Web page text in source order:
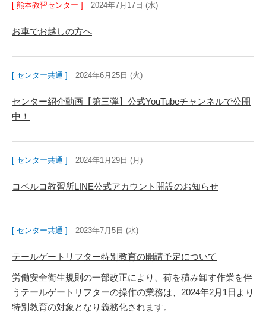
[ 熊本教習センター ] 2024年7月17日 (水)
お車でお越しの方へ
[ センター共通 ] 2024年6月25日 (火)
センター紹介動画【第三弾】公式YouTubeチャンネルで公開
中！
[ センター共通 ] 2024年1月29日 (月)
コベルコ教習所LINE公式アカウント開設のお知らせ
[ センター共通 ] 2023年7月5日 (水)
テールゲートリフター特別教育の開講予定について
労働安全衛生規則の一部改正により、荷を積み卸す作業を伴
うテールゲートリフターの操作の業務は、2024年2月1日より
特別教育の対象となり義務化されます。